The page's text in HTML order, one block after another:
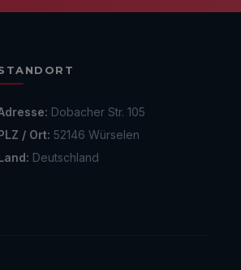
Dobacher Str. 105
/ Ort: 52146 Würselen
Deutschland